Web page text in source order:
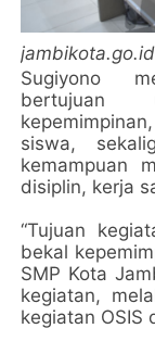
Sugiyono
bertujuan
siswa,
kemampuan
disiplin, kerja
“Tujuan
bekal
SMP Kota
kegiatan,
kegiatan OSIS